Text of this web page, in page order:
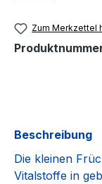
Zum Merkzettel
Beschreibung
Die kleinen
Vitalstoffe in